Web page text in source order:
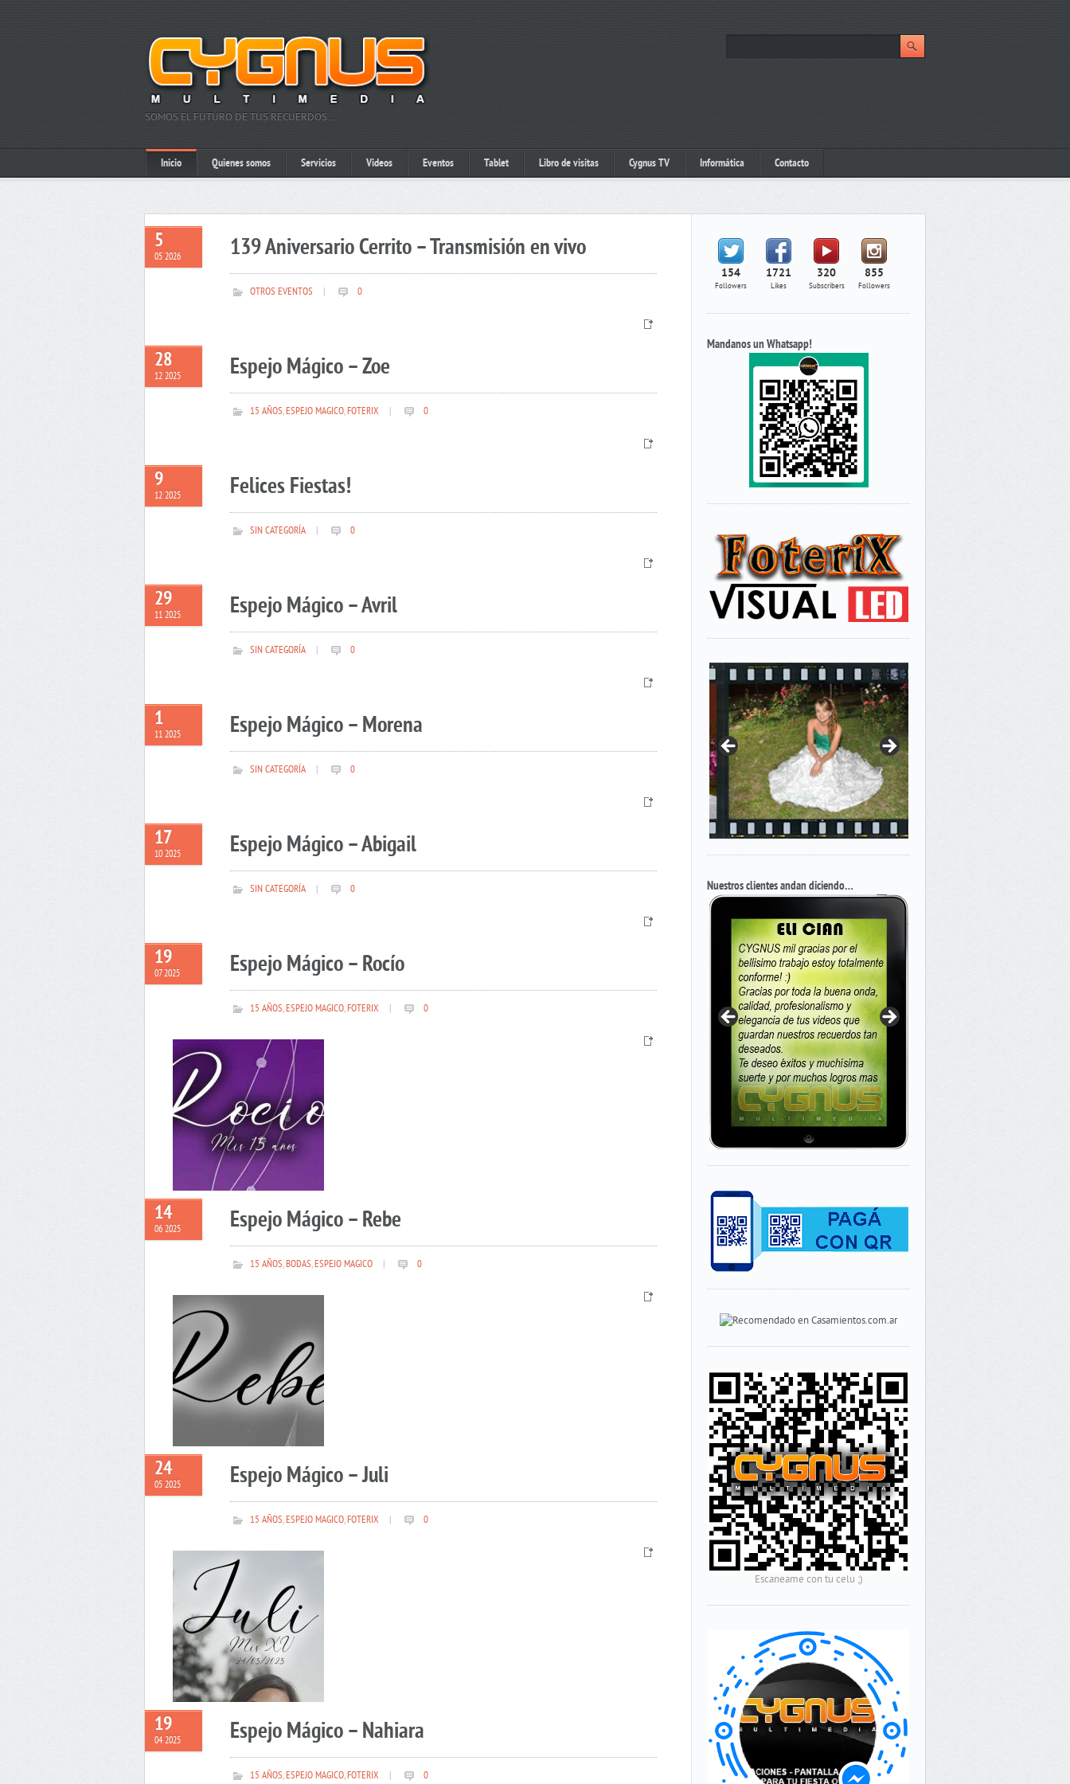
SOMOS EL FUTURO DE TUS RECUERDOS…
Inicio Quienes somos Servicios Videos Eventos Tablet Libro de visitas Cygnus TV Informática Contacto
5
05 2026 139 Aniversario Cerrito – Transmisión en vivo
OTROS EVENTOS 0
28
12 2025 Espejo Mágico – Zoe
15 AÑOS,ESPEJO MAGICO,FOTERIX 0
9
12 2025 Felices Fiestas!
SIN CATEGORÍA 0
29
11 2025 Espejo Mágico – Avril
SIN CATEGORÍA 0
1
11 2025 Espejo Mágico – Morena
SIN CATEGORÍA 0
17
10 2025 Espejo Mágico – Abigail
SIN CATEGORÍA 0
19
07 2025 Espejo Mágico – Rocío
15 AÑOS,ESPEJO MAGICO,FOTERIX 0
14
06 2025 Espejo Mágico – Rebe
15 AÑOS,BODAS,ESPEJO MAGICO 0
24
05 2025 Espejo Mágico – Juli
15 AÑOS,ESPEJO MAGICO,FOTERIX 0
19
04 2025 Espejo Mágico – Nahiara
15 AÑOS,ESPEJO MAGICO,FOTERIX 0
154
Followers
1721
Likes
320
Subscribers
855
Followers
Mandanos un Whatsapp!
Nuestros clientes andan diciendo…
Escaneame con tu celu ;)